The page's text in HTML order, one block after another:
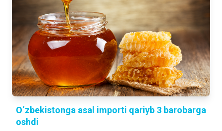
O‘zbekistonga asal importi qariyb 3 barobarga
oshdi